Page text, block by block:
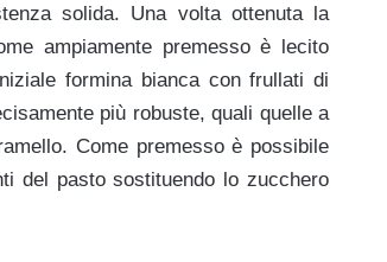
solida. Una volta ottenuta la
ampiamente premesso è lecito
formina bianca con frullati di
più robuste, quali quelle a
Come premesso è possibile
del pasto sostituendo lo zucchero